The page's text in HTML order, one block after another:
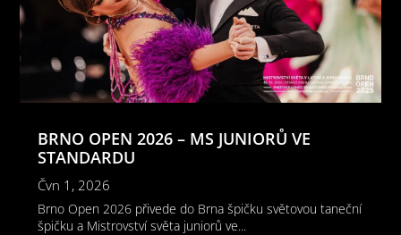
BRNO OPEN 2026 – MS JUNIORŮ VE
STANDARDU
Čvn 1, 2026
Brno Open 2026 přivede do Brna špičku světovou taneční
špičku a Mistrovství světa juniorů ve...